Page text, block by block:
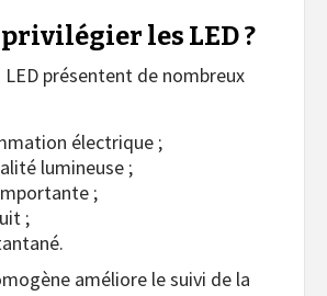
les LED ?
présentent de nombreux
électrique ;
lumineuse ;
;
;
améliore le suivi de la